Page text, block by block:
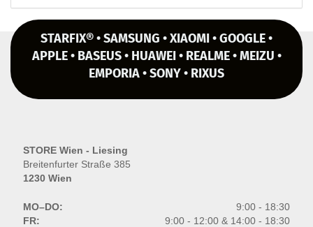
STARFIX® • SAMSUNG • XIAOMI • GOOGLE •
APPLE • BASEUS • HUAWEI • REALME • MEIZU •
EMPORIA • SONY • RIXUS
STORE Wien - Liesing
Breitenfurter Straße 385
1230 Wien
MO–DO:
9:00 - 18:30
FR:
9:00 - 12:00 & 14:00 - 18:30